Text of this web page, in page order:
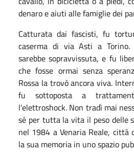
denaro e aiuti alle famiglie dei
Catturata dai fascisti, fu
caserma di via Asti a Torino.
sarebbe sopravvissuta, e fu
che fosse ormai senza
Rossa la trovò ancora viva.
fu sottoposta a
l’elettroshock. Non tradì mai
sé per tutta la vita il peso delle
nel 1984 a Venaria Reale, città
la sua memoria in uno spazio